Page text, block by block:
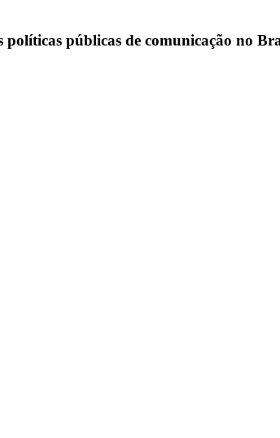
públicas de comunicação no